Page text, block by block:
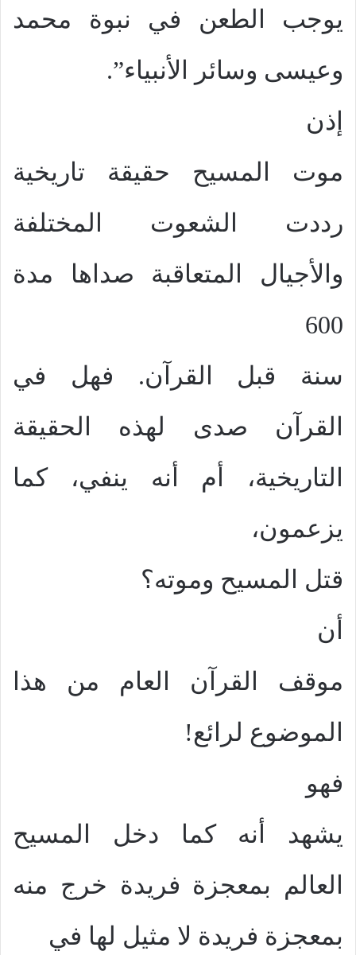
يوجب الطعن في نبوة محمد
وعيسى وسائر الأنبياء”.
إذن
موت المسيح حقيقة تاريخية
رددت الشعوت المختلفة
والأجيال المتعاقبة صداها مدة
600
سنة قبل القرآن. فهل في
القرآن صدى لهذه الحقيقة
التاريخية، أم أنه ينفي، كما
يزعمون،
قتل المسيح وموته؟
أن
موقف القرآن العام من هذا
الموضوع لرائع!
فهو
يشهد أنه كما دخل المسيح
العالم بمعجزة فريدة خرج منه
بمعجزة فريدة لا مثيل لها في